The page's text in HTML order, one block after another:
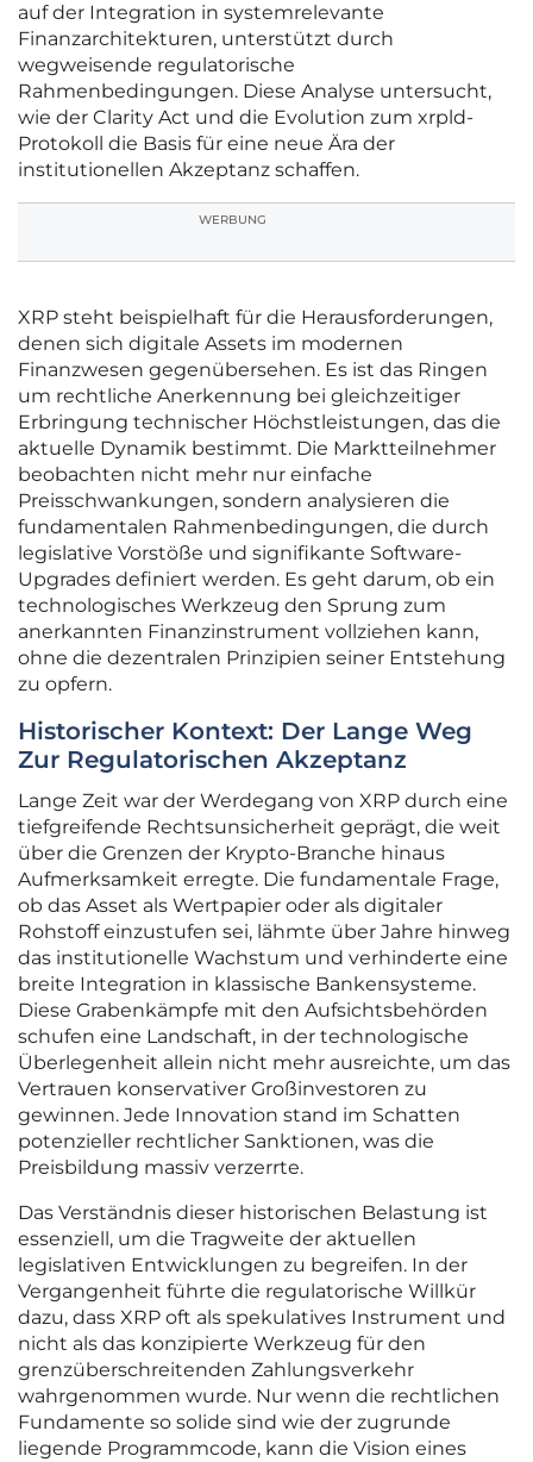
auf der Integration in systemrelevante
Finanzarchitekturen, unterstützt durch
wegweisende regulatorische
Rahmenbedingungen. Diese Analyse untersucht,
wie der Clarity Act und die Evolution zum xrpld-
Protokoll die Basis für eine neue Ära der
institutionellen Akzeptanz schaffen.
WERBUNG
XRP steht beispielhaft für die Herausforderungen,
denen sich digitale Assets im modernen
Finanzwesen gegenübersehen. Es ist das Ringen
um rechtliche Anerkennung bei gleichzeitiger
Erbringung technischer Höchstleistungen, das die
aktuelle Dynamik bestimmt. Die Marktteilnehmer
beobachten nicht mehr nur einfache
Preisschwankungen, sondern analysieren die
fundamentalen Rahmenbedingungen, die durch
legislative Vorstöße und signifikante Software-
Upgrades definiert werden. Es geht darum, ob ein
technologisches Werkzeug den Sprung zum
anerkannten Finanzinstrument vollziehen kann,
ohne die dezentralen Prinzipien seiner Entstehung
zu opfern.
Historischer Kontext: Der Lange Weg
Zur Regulatorischen Akzeptanz
Lange Zeit war der Werdegang von XRP durch eine
tiefgreifende Rechtsunsicherheit geprägt, die weit
über die Grenzen der Krypto-Branche hinaus
Aufmerksamkeit erregte. Die fundamentale Frage,
ob das Asset als Wertpapier oder als digitaler
Rohstoff einzustufen sei, lähmte über Jahre hinweg
das institutionelle Wachstum und verhinderte eine
breite Integration in klassische Bankensysteme.
Diese Grabenkämpfe mit den Aufsichtsbehörden
schufen eine Landschaft, in der technologische
Überlegenheit allein nicht mehr ausreichte, um das
Vertrauen konservativer Großinvestoren zu
gewinnen. Jede Innovation stand im Schatten
potenzieller rechtlicher Sanktionen, was die
Preisbildung massiv verzerrte.
Das Verständnis dieser historischen Belastung ist
essenziell, um die Tragweite der aktuellen
legislativen Entwicklungen zu begreifen. In der
Vergangenheit führte die regulatorische Willkür
dazu, dass XRP oft als spekulatives Instrument und
nicht als das konzipierte Werkzeug für den
grenzüberschreitenden Zahlungsverkehr
wahrgenommen wurde. Nur wenn die rechtlichen
Fundamente so solide sind wie der zugrunde
liegende Programmcode, kann die Vision eines